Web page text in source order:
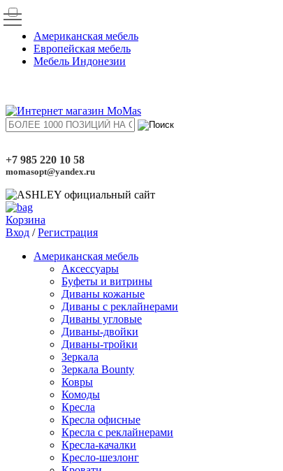
Американская мебель
Европейская мебель
Мебель Индонезии
+7 985 220 10 58
momasopt@yandex.ru
Корзина
Вход /Регистрация
Американская мебель
Аксессуары
Буфеты и витрины
Диваны кожаные
Диваны с реклайнерами
Диваны угловые
Диваны-двойки
Диваны-тройки
Зеркала
Зеркала Bounty
Ковры
Комоды
Кресла
Кресла офисные
Кресла с реклайнерами
Кресла-качалки
Кресло-шезлонг